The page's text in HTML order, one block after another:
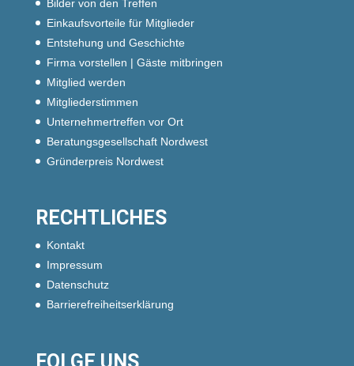
Bilder von den Treffen
Einkaufsvorteile für Mitglieder
Entstehung und Geschichte
Firma vorstellen | Gäste mitbringen
Mitglied werden
Mitgliederstimmen
Unternehmertreffen vor Ort
Beratungsgesellschaft Nordwest
Gründerpreis Nordwest
RECHTLICHES
Kontakt
Impressum
Datenschutz
Barrierefreiheitserklärung
FOLGE UNS